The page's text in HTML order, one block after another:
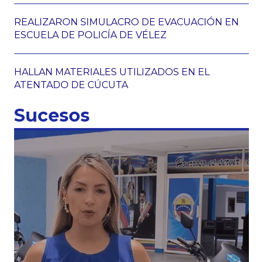
REALIZARON SIMULACRO DE EVACUACIÓN EN
ESCUELA DE POLICÍA DE VÉLEZ
HALLAN MATERIALES UTILIZADOS EN EL
ATENTADO DE CÚCUTA
Sucesos